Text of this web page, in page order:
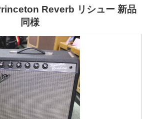
Reverb リシュー 新品
同様